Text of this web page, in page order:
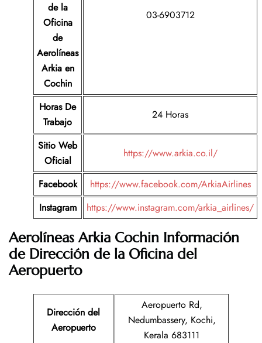
de la
Oficina
de
Aerolíneas
Arkia en
Cochin
03-6903712
Horas De
Trabajo
24 Horas
Sitio Web
Oficial
https://www.arkia.co.il/
Facebook
https://www.facebook.com/ArkiaAirlines
Instagram
https://www.instagram.com/arkia_airlines/
Aerolíneas Arkia Cochin Información
de Dirección de la Oficina del
Aeropuerto
Dirección del
Aeropuerto
Aeropuerto Rd,
Nedumbassery, Kochi,
Kerala 683111